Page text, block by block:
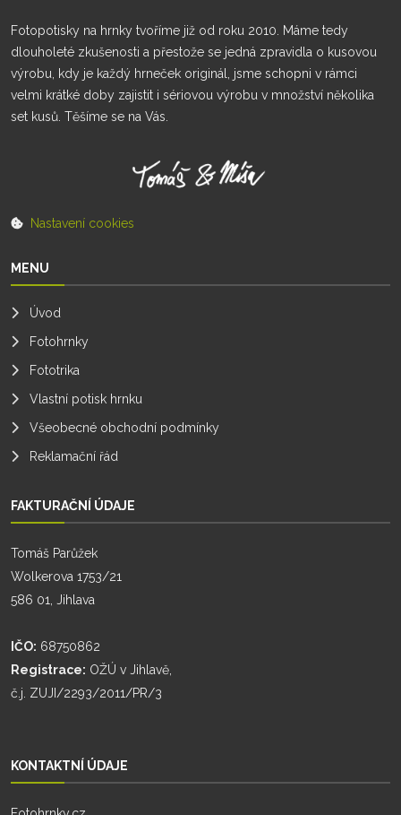
Fotopotisky na hrnky tvoříme již od roku 2010. Máme tedy
dlouholeté zkušenosti a přestože se jedná zpravidla o kusovou
výrobu, kdy je každý hrneček originál, jsme schopni v rámci
velmi krátké doby zajistit i sériovou výrobu v množství několika
set kusů. Těšíme se na Vás.
Nastavení cookies
MENU
Úvod
Fotohrnky
Fototrika
Vlastní potisk hrnku
Všeobecné obchodní podmínky
Reklamační řád
FAKTURAČNÍ ÚDAJE
Tomáš Parůžek
Wolkerova 1753/21
586 01, Jihlava
IČO: 68750862
Registrace: OŽÚ v Jihlavě,
č.j. ZUJI/2293/2011/PR/3
KONTAKTNÍ ÚDAJE